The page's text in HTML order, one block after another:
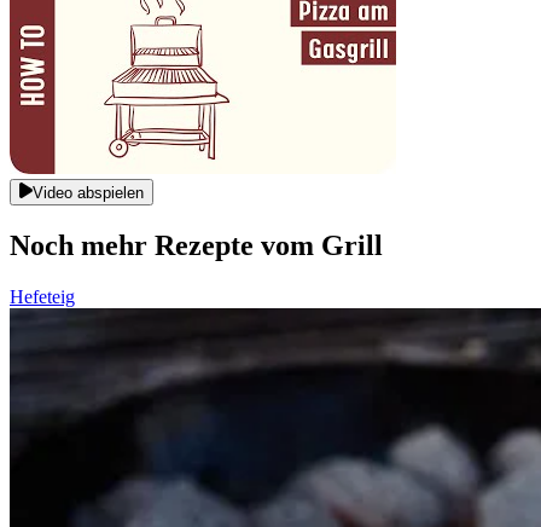
Video abspielen
Noch mehr Rezepte vom Grill
Hefeteig